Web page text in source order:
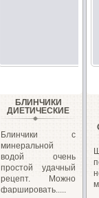
БЛИНЧИКИ
ДИЕТИЧЕСКИЕ
Блинчики с
минеральной
водой очень
простой удачный
рецепт. Можно
фаршировать.....